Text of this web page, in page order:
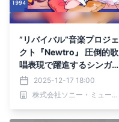
”リバイバル”音楽プロジェ
クト『Newtro』 圧倒的歌
唱表現で躍進するシンガー
ソングライター magora
が 郷ひろみの名バラード
「言えないよ」をカバー。
2025-12-17 18:00
株式会社ソニー・ミュージックソリューションズ